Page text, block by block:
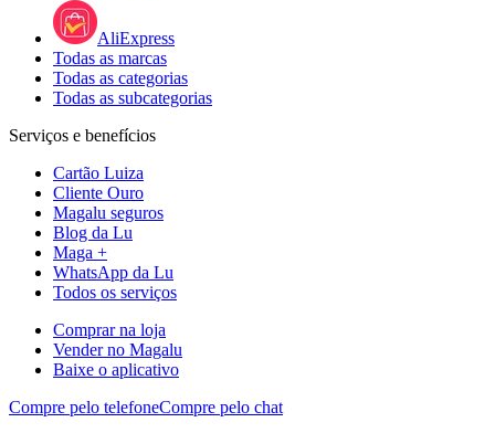
AliExpress
Todas as marcas
Todas as categorias
Todas as subcategorias
Serviços e benefícios
Cartão Luiza
Cliente Ouro
Magalu seguros
Blog da Lu
Maga +
WhatsApp da Lu
Todos os serviços
Comprar na loja
Vender no Magalu
Baixe o aplicativo
Compre pelo telefoneCompre pelo chat